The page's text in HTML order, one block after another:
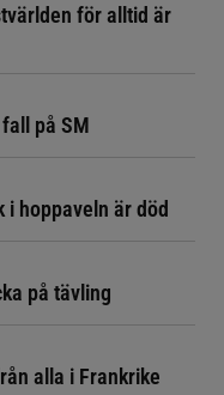
för alltid är
på SM
i hoppaveln är död
på tävling
alla i Frankrike